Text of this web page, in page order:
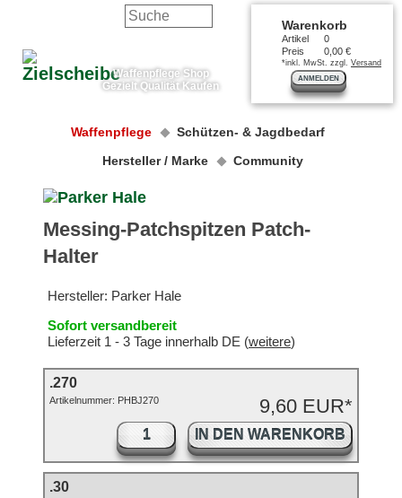
Waffenpflege Shop
Gezielt Qualität Kaufen
Warenkorb
Artikel
0
Preis
0,00 €
*inkl. MwSt. zzgl. Versand
ANMELDEN
Waffenpflege
Schützen- & Jagdbedarf
Hersteller / Marke
Community
Messing-Patchspitzen Patch-
Halter
Hersteller: Parker Hale
Sofort versandbereit
Lieferzeit 1 - 3 Tage innerhalb DE (weitere)
.270
9,60 EUR*
Artikelnummer: PHBJ270
IN DEN WARENKORB
.30